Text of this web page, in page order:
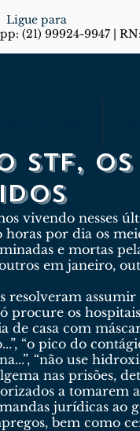
Ligue para
(21) 99924-9947 |
STF,
vivendo nesses
por dia os
e mortas
em janeiro,
resolveram
procure os
de casa com
“o pico do
“não use
nas prisões,
a tomarem
jurídicas ao
bem como